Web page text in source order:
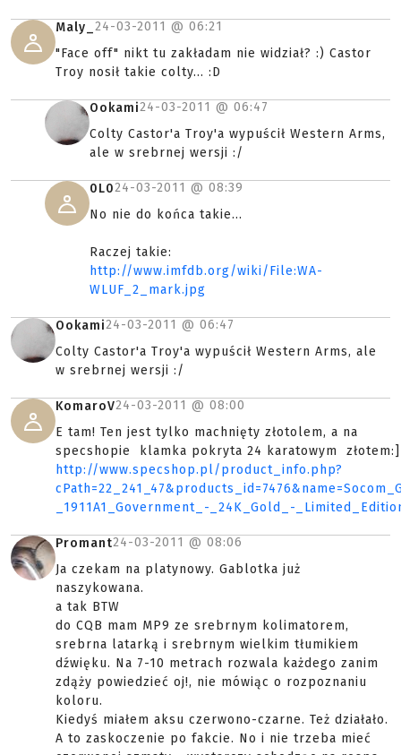
Maly_ 24-03-2011 @ 06:21
"Face off" nikt tu zakładam nie widział? :) Castor
Troy nosił takie colty... :D
Ookami24-03-2011 @ 06:47
Colty Castor'a Troy'a wypuścił Western Arms,
ale w srebrnej wersji :/
0L024-03-2011 @ 08:39
No nie do końca takie...
Raczej takie:
http://www.imfdb.org/wiki/File:WA-
WLUF_2_mark.jpg
Ookami24-03-2011 @ 06:47
Colty Castor'a Troy'a wypuścił Western Arms, ale
w srebrnej wersji :/
KomaroV24-03-2011 @ 08:00
E tam! Ten jest tylko machnięty złotolem, a na
specshopie klamka pokryta 24 karatowym złotem:]
http://www.specshop.pl/product_info.php?
_1911A1_Government_-_24K_Gold_-
Promant24-03-2011 @ 08:06
Ja czekam na platynowy. Gablotka już
naszykowana.
a tak BTW
do CQB mam MP9 ze srebrnym kolimatorem,
srebrna latarką i srebrnym wielkim tłumikiem
dźwięku. Na 7-10 metrach rozwala każdego zanim
zdąży powiedzieć oj!, nie mówiąc o rozpoznaniu
koloru.
Kiedyś miałem aksu czerwono-czarne. Też działało.
A to zaskoczenie po fakcie. No i nie trzeba mieć